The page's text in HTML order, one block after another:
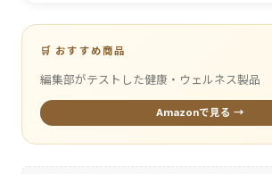
🛒 おすすめ商品
編集部がテストした健康・ウェルネス製品
Amazonで見る →